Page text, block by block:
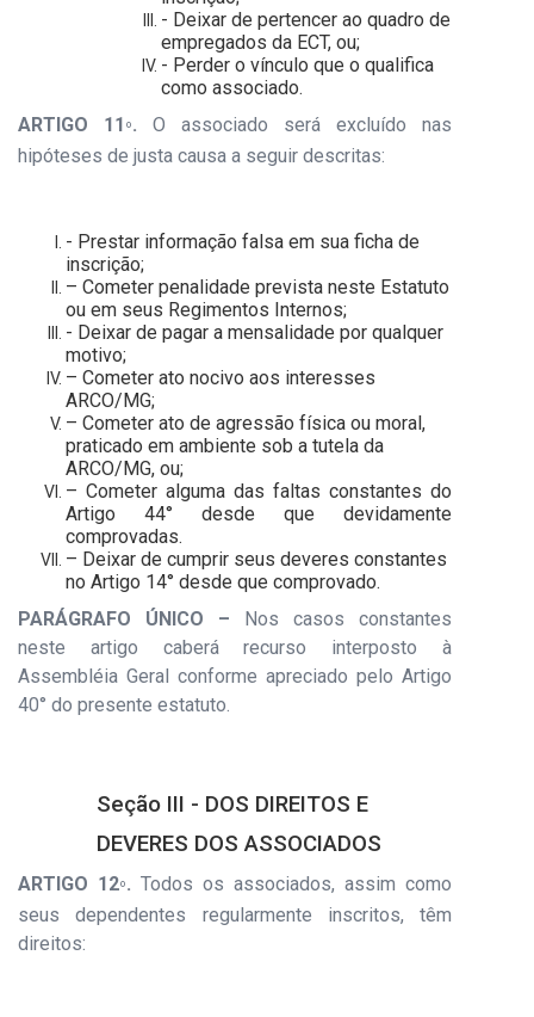
- Deixar de pertencer ao quadro de
empregados da ECT, ou;
- Perder o vínculo que o qualifica
como associado.
ARTIGO 11 º. O associado será excluído nas
hipóteses de justa causa a seguir descritas:
- Prestar informação falsa em sua ficha de
inscrição;
– Cometer penalidade prevista neste Estatuto
ou em seus Regimentos Internos;
- Deixar de pagar a mensalidade por qualquer
motivo;
– Cometer ato nocivo aos interesses
ARCO/MG;
– Cometer ato de agressão física ou moral,
praticado em ambiente sob a tutela da
ARCO/MG, ou;
– Cometer alguma das faltas constantes do
Artigo 44° desde que devidamente
comprovadas.
– Deixar de cumprir seus deveres constantes
no Artigo 14° desde que comprovado.
PARÁGRAFO ÚNICO –
Nos casos constantes
neste artigo caberá recurso interposto à
Assembléia Geral conforme apreciado pelo Artigo
40° do presente estatuto.
Seção III - DOS DIREITOS E
DEVERES DOS ASSOCIADOS
ARTIGO 12º. Todos os associados, assim como
seus dependentes regularmente inscritos, têm
direitos: